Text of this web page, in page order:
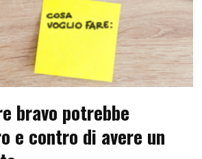
bravo potrebbe
e contro di avere un